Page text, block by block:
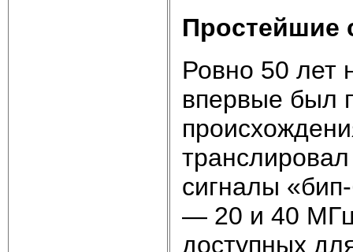
Простейшие
Ровно 50 лет
впервые был
сигналы
— 20 и 40
доступных